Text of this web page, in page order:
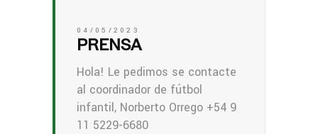
04/05/2023
PRENSA
Hola! Le pedimos se contacte
al coordinador de fútbol
infantil, Norberto Orrego +54 9
11 5229-6680